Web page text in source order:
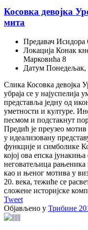
Косовка девојка
мита
Предавач Исидора
Локација Конак
Марковића 8
Датум Понедељак,
Слика Косовка девојка
убраја се у најуспелија
представља једну од
уметности и културе.
песмом и подстакнут
Предић је преузео
у идеализовану
функције и симболике
којој ова епска
неговатељица
као и њеног мотива у
20. века, тежиће се
сложене историјске
Tweet
Објављено у Трибине